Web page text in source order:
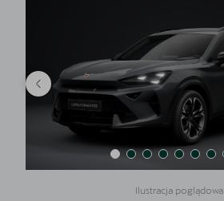
Oryginalne części zamienne
Kontakt
Ilustracja poglądowa